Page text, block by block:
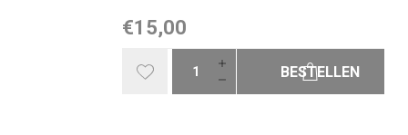
€15,00
BESTELLEN